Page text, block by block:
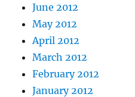
June 2012
May 2012
April 2012
March 2012
February 2012
January 2012